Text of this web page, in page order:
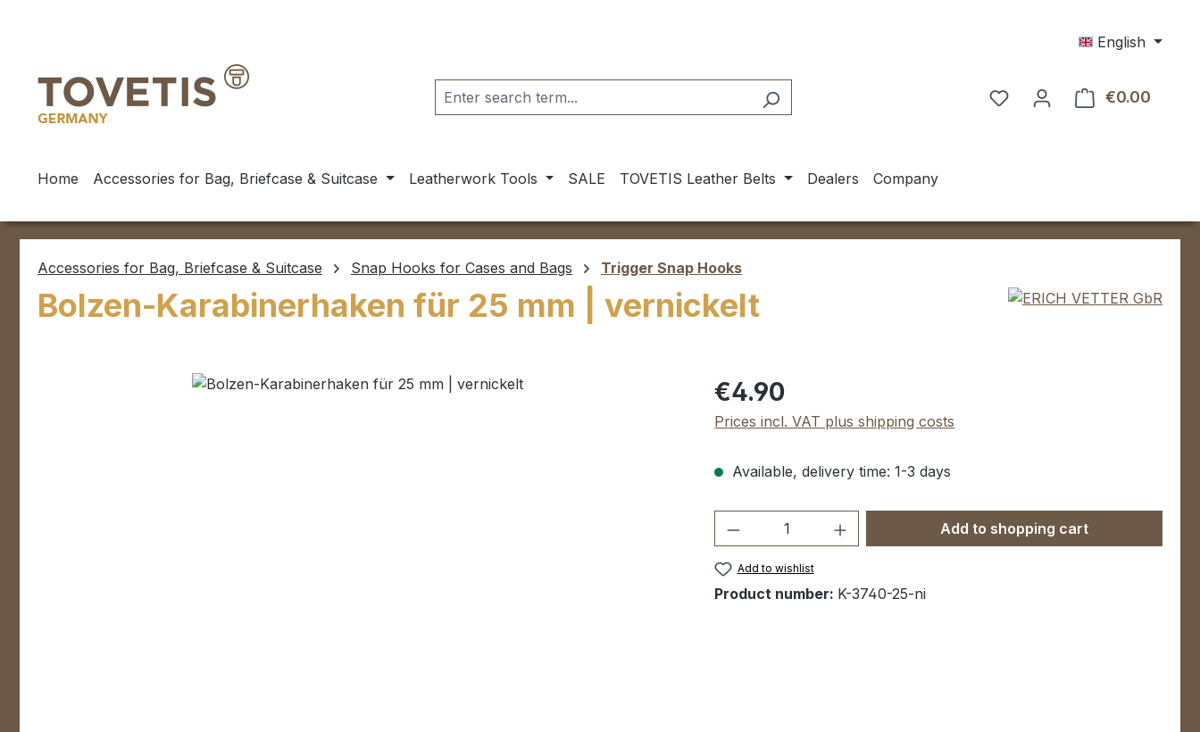
English
€0.00
Home Accessories for Bag, Briefcase & Suitcase Leatherwork Tools SALE TOVETIS Leather Belts Dealers Company
Accessories for Bag, Briefcase & Suitcase Snap Hooks for Cases and Bags Trigger Snap Hooks
Bolzen-Karabinerhaken für 25 mm | vernickelt
Regular price:
€4.90
Prices incl. VAT plus shipping costs
Available, delivery time: 1-3 days
Product Quantity: Enter the desired amount
Add to shopping cart
Add to wishlist
Product number: K-3740-25-ni